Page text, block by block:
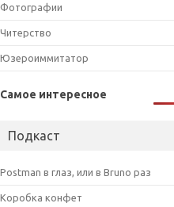
Фотографии
Читерство
Юзероиммитатор
Самое интересное
Подкаст
Postman в глаз, или в Bruno раз
Коробка конфет